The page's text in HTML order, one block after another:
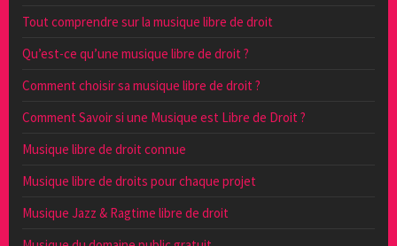
Tout comprendre sur la musique libre de droit
Qu’est-ce qu’une musique libre de droit ?
Comment choisir sa musique libre de droit ?
Comment Savoir si une Musique est Libre de Droit ?
Musique libre de droit connue
Musique libre de droits pour chaque projet
Musique Jazz & Ragtime libre de droit